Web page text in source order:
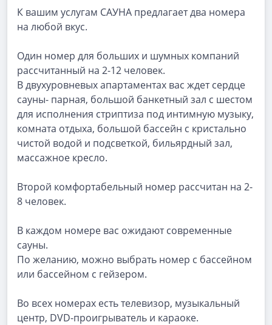
К вашим услугам САУНА предлагает два номера
на любой вкус.
Один номер для больших и шумных компаний
рассчитанный на 2-12 человек.
В двухуровневых апартаментах вас ждет сердце
сауны- парная, большой банкетный зал с шестом
для исполнения стриптиза под интимную музыку,
комната отдыха, большой бассейн с кристально
чистой водой и подсветкой, бильярдный зал,
массажное кресло.
Второй комфортабельный номер рассчитан на 2-
8 человек.
В каждом номере вас ожидают современные
сауны.
По желанию, можно выбрать номер с бассейном
или бассейном с гейзером.
Во всех номерах есть телевизор, музыкальный
центр, DVD-проигрыватель и караоке.